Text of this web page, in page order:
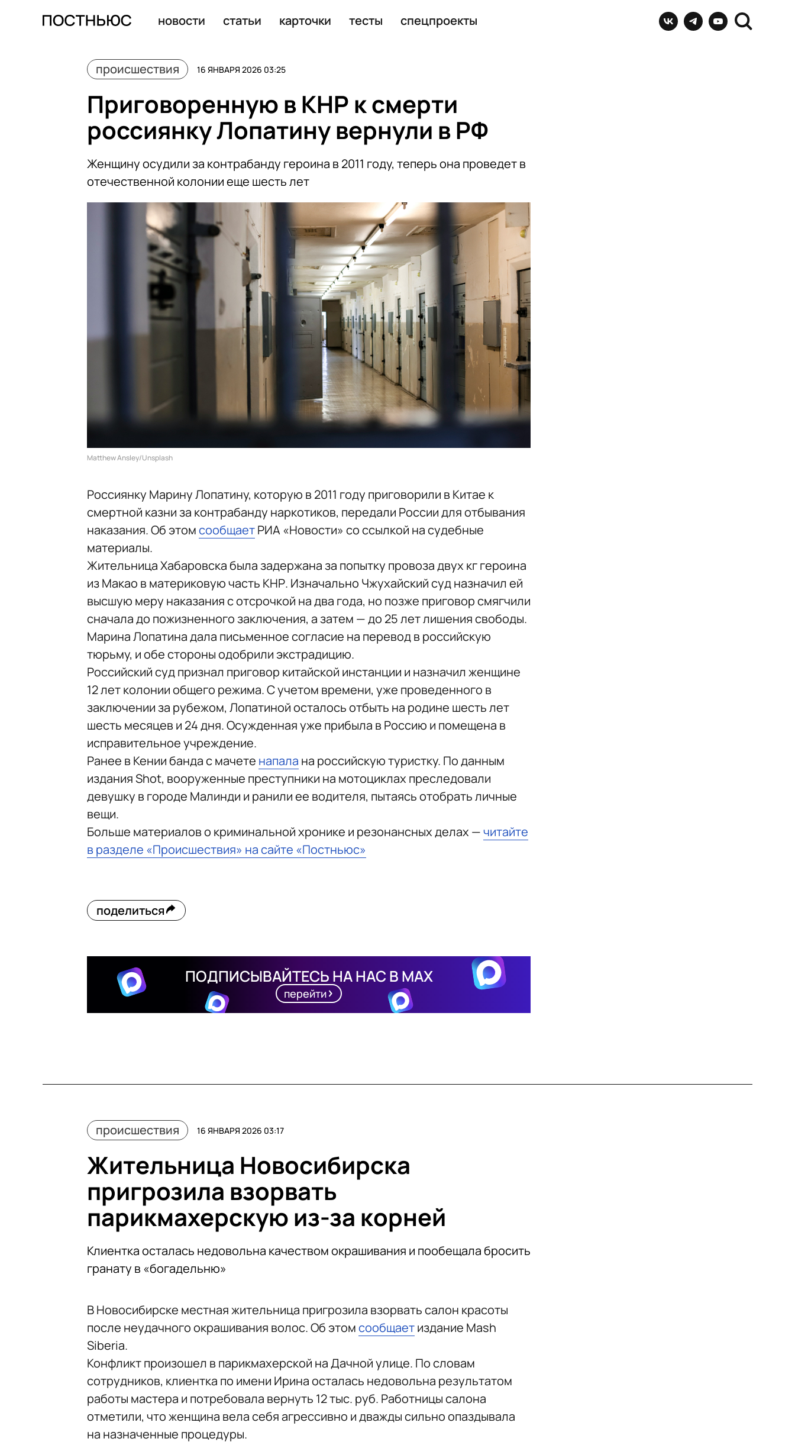
новости статьи карточки тесты спецпроекты
происшествия 16 ЯНВАРЯ 2026 03:25
Приговоренную в КНР к смерти
россиянку Лопатину вернули в РФ
Женщину осудили за контрабанду героина в 2011 году, теперь она проведет в
отечественной колонии еще шесть лет
Matthew Ansley/Unsplash
Россиянку Марину Лопатину, которую в 2011 году приговорили в Китае к
смертной казни за контрабанду наркотиков, передали России для отбывания
наказания. Об этомсообщаетРИА «Новости» со ссылкой на судебные
материалы.
Жительница Хабаровска была задержана за попытку провоза двух кг героина
из Макао в материковую часть КНР. Изначально Чжухайский суд назначил ей
высшую меру наказания с отсрочкой на два года, но позже приговор смягчили
сначала до пожизненного заключения, а затем — до 25 лет лишения свободы.
Марина Лопатина дала письменное согласие на перевод в российскую
тюрьму, и обе стороны одобрили экстрадицию.
Российский суд признал приговор китайской инстанции и назначил женщине
12 лет колонии общего режима. С учетом времени, уже проведенного в
заключении за рубежом, Лопатиной осталось отбыть на родине шесть лет
шесть месяцев и 24 дня. Осужденная уже прибыла в Россию и помещена в
исправительное учреждение.
Ранее в Кении банда с мачете напала на российскую туристку. По данным
издания Shot, вооруженные преступники на мотоциклах преследовали
девушку в городе Малинди и ранили ее водителя, пытаясь отобрать личные
вещи.
Больше материалов о криминальной хронике и резонансных делах —читайте
в разделе «Происшествия» на сайте «Постньюс»
поделиться
ПОДПИСЫВАЙТЕСЬ НА НАС В MAX
перейти
происшествия 16 ЯНВАРЯ 2026 03:17
Жительница Новосибирска
пригрозила взорвать
парикмахерскую из-за корней
Клиентка осталась недовольна качеством окрашивания и пообещала бросить
гранату в «богадельню»
В Новосибирске местная жительница пригрозила взорвать салон красоты
после неудачного окрашивания волос. Об этомсообщаетиздание Mash
Siberia.
Конфликт произошел в парикмахерской на Дачной улице. По словам
сотрудников, клиентка по имени Ирина осталась недовольна результатом
работы мастера и потребовала вернуть 12 тыс. руб. Работницы салона
отметили, что женщина вела себя агрессивно и дважды сильно опаздывала
на назначенные процедуры.